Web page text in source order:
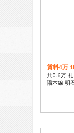
賃料4万
共0.6万
陽本線 明